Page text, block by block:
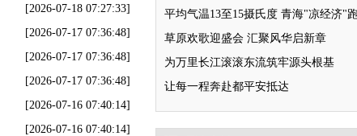
[2026-07-18 07:27:33]
[2026-07-17 07:36:48]
[2026-07-17 07:36:48]
[2026-07-17 07:36:48]
[2026-07-16 07:40:14]
[2026-07-16 07:40:14]
草原欢歌迎盛会 汇聚风华启新章
为万里长江滚滚东流筑牢源头根基
让每一程奔赴都平安抵达